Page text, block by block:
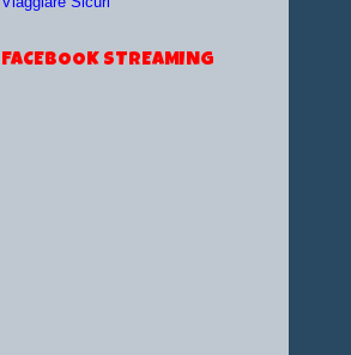
FACEBOOK STREAMING